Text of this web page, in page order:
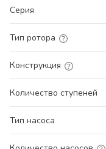
Серия
Тип ротора
Конструкция
Количество ступеней
Тип насоса